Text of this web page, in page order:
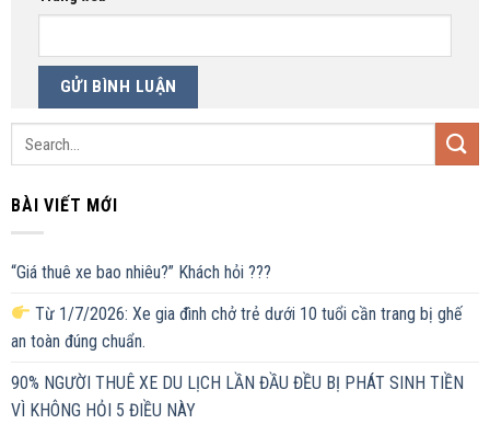
BÀI VIẾT MỚI
“Giá thuê xe bao nhiêu?” Khách hỏi ???
Từ 1/7/2026: Xe gia đình chở trẻ dưới 10 tuổi cần trang bị ghế
an toàn đúng chuẩn.
90% NGƯỜI THUÊ XE DU LỊCH LẦN ĐẦU ĐỀU BỊ PHÁT SINH TIỀN
VÌ KHÔNG HỎI 5 ĐIỀU NÀY